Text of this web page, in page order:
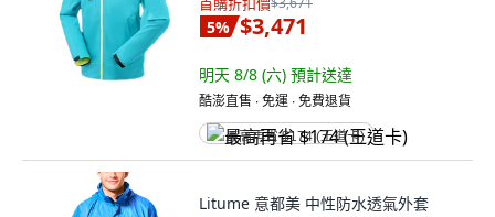
5% $3,471
明天 8/8 (六) 預計送達
酷澎直售 ∙ 免運 ∙ 免費退貨
最高再省 $174 (王道卡)
Litume 意都美 中性防水透氣外套